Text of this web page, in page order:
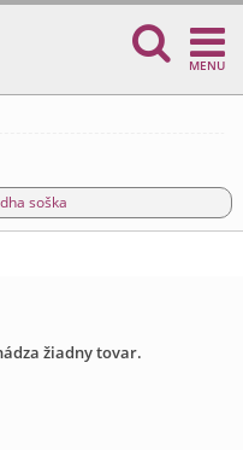
MENU
soška
žiadny tovar.